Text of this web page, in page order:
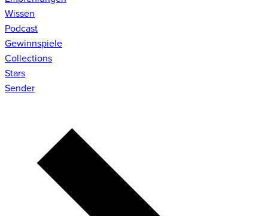
Wissen
Podcast
Gewinnspiele
Collections
Stars
Sender